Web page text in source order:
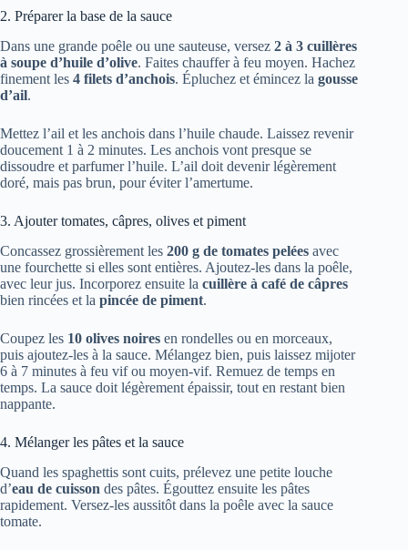
2. Préparer la base de la sauce
Dans une grande poêle ou une sauteuse, versez 2 à 3 cuillères
à soupe d’huile d’olive. Faites chauffer à feu moyen. Hachez
finement les 4 filets d’anchois. Épluchez et émincez la gousse
d’ail.
Mettez l’ail et les anchois dans l’huile chaude. Laissez revenir
doucement 1 à 2 minutes. Les anchois vont presque se
dissoudre et parfumer l’huile. L’ail doit devenir légèrement
doré, mais pas brun, pour éviter l’amertume.
3. Ajouter tomates, câpres, olives et piment
Concassez grossièrement les 200 g de tomates pelées avec
une fourchette si elles sont entières. Ajoutez-les dans la poêle,
avec leur jus. Incorporez ensuite la cuillère à café de câpres
bien rincées et la pincée de piment.
Coupez les 10 olives noires en rondelles ou en morceaux,
puis ajoutez-les à la sauce. Mélangez bien, puis laissez mijoter
6 à 7 minutes à feu vif ou moyen-vif. Remuez de temps en
temps. La sauce doit légèrement épaissir, tout en restant bien
nappante.
4. Mélanger les pâtes et la sauce
Quand les spaghettis sont cuits, prélevez une petite louche
d’eau de cuisson des pâtes. Égouttez ensuite les pâtes
rapidement. Versez-les aussitôt dans la poêle avec la sauce
tomate.